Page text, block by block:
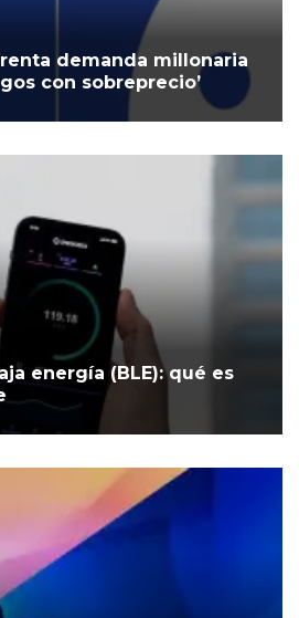
demanda millonaria
con sobreprecio’
energía (BLE): qué es